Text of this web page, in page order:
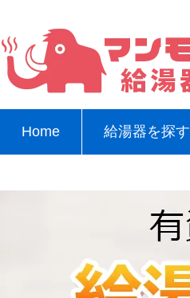
Home 給湯器を探す